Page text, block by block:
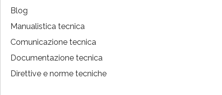
Blog
Manualistica tecnica
Comunicazione tecnica
Documentazione tecnica
Direttive e norme tecniche